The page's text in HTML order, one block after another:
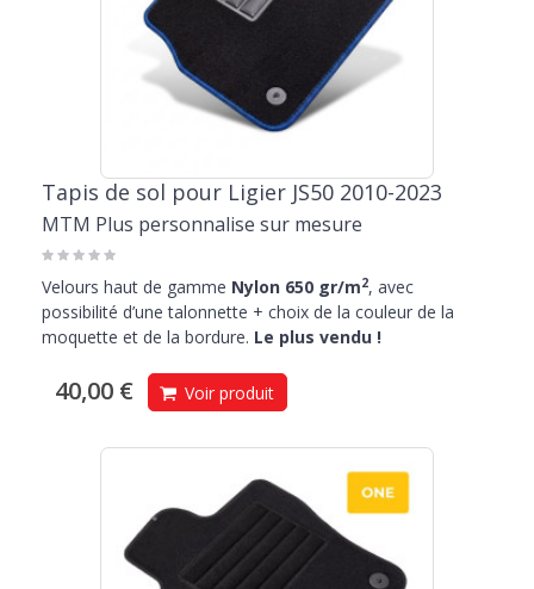
Tapis de sol pour Ligier JS50 2010-2023
MTM Plus personnalise sur mesure
Velours haut de gamme Nylon 650 gr/m2, avec
possibilité d’une talonnette + choix de la couleur de la
moquette et de la bordure. Le plus vendu !
40,00 € Voir produit